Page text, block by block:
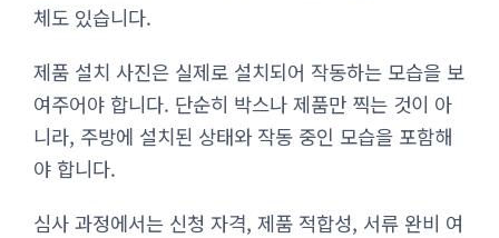
체도 있습니다.
제품 설치 사진은 실제로 설치되어 작동하는 모습을 보
여주어야 합니다. 단순히 박스나 제품만 찍는 것이 아
니라, 주방에 설치된 상태와 작동 중인 모습을 포함해
야 합니다.
심사 과정에서는 신청 자격, 제품 적합성, 서류 완비 여